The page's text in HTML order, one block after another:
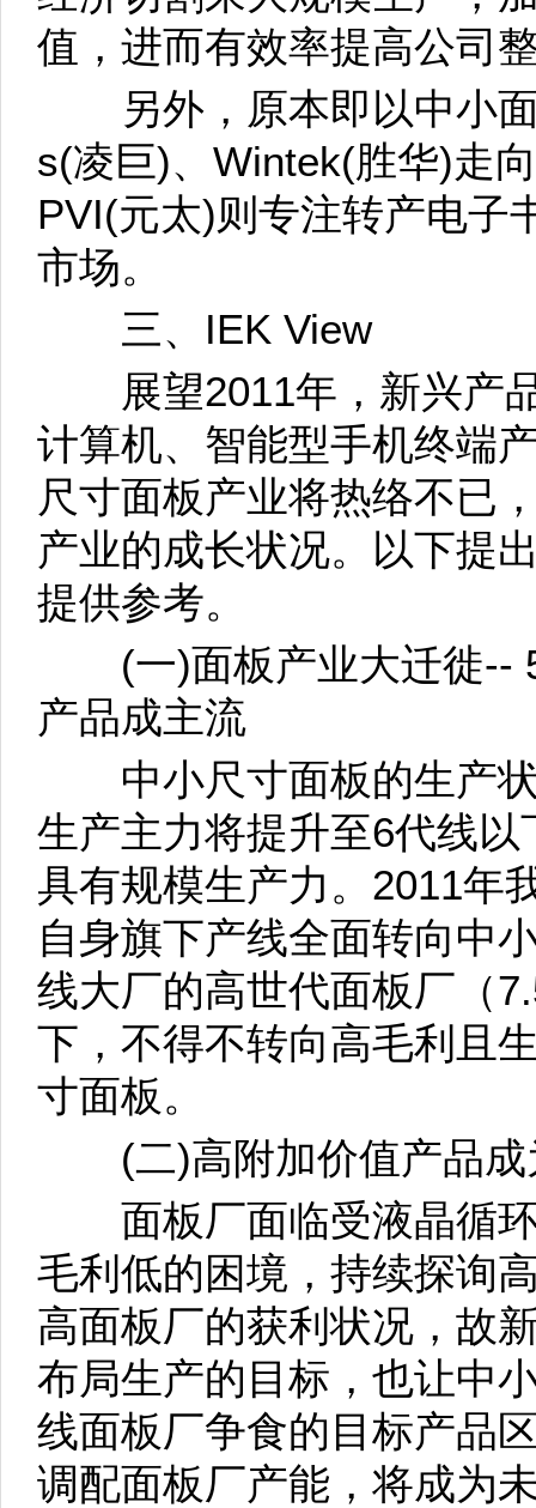
值，进而有效率提高公司
另外，原本即以中小面
s(凌巨)、Wintek(胜华)走
PVI(元太)则专注转产电子
市场。
三、IEK View
展望2011年，新兴产
计算机、智能型手机终端
尺寸面板产业将热络不已
产业的成长状况。以下提
提供参考。
(一)面板产业大迁徙-- 5
产品成主流
中小尺寸面板的生产状
生产主力将提升至6代线
具有规模生产力。2011年
自身旗下产线全面转向中
线大厂的高世代面板厂（
下，不得不转向高毛利且
寸面板。
(二)高附加价值产品成
面板厂面临受液晶循环
毛利低的困境，持续探询
高面板厂的获利状况，故
布局生产的目标，也让中
线面板厂争食的目标产品
调配面板厂产能，将成为